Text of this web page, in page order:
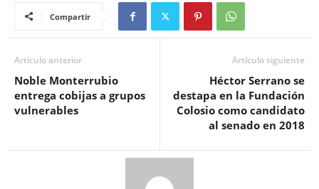
Compartir
Artículo anterior
Noble Monterrubio
entrega cobijas a grupos
vulnerables
Artículo siguiente
Héctor Serrano se
destapa en la Fundación
Colosio como candidato
al senado en 2018